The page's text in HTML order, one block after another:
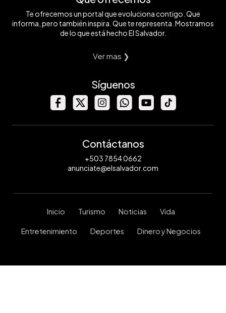
Te ofrecemos un portal que evoluciona contigo. Que
informa, pero también inspira. Que te representa. Mostramos
de lo que está hecho El Salvador.
Ver mas ❯
Síguenos
Contáctanos
+503 7854 0662
anunciate@elsalvador.com
Inicio Turismo Noticias Vida
Entretenimiento Deportes Dinero y Negocios